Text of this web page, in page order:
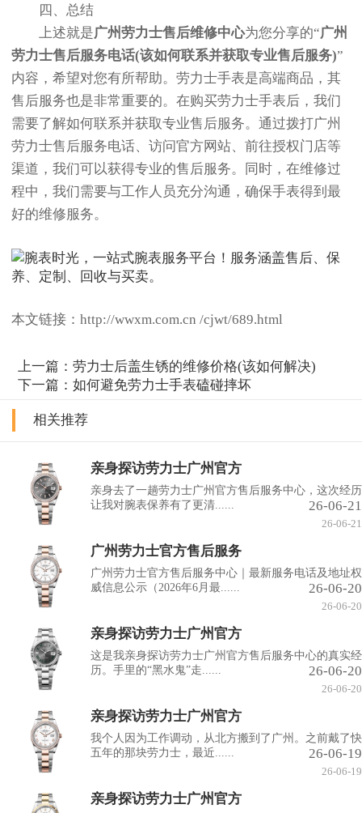
四、总结
上述就是广州劳力士售后维修中心为您分享的“广州
劳力士售后服务电话(该如何联系并获取专业售后服务)”
内容，希望对您有所帮助。劳力士手表是高端商品，其
售后服务也是非常重要的。在购买劳力士手表后，我们
需要了解如何联系并获取专业售后服务。通过拨打广州
劳力士售后服务电话、访问官方网站、前往授权门店等
渠道，我们可以获得专业的售后服务。同时，在维修过
程中，我们需要与工作人员充分沟通，确保手表得到最
好的维修服务。
本文链接：http://wwxm.com.cn /cjwt/689.html
上一篇：劳力士后盖生锈的维修价格(该如何解决)
下一篇：如何避免劳力士手表磕碰摔坏
相关推荐
亲身探访劳力士广州官方
亲身去了一趟劳力士广州官方售后服务中心，这次经历
让我对腕表保养有了更清......
26-06-21
26-06-21
广州劳力士官方售后服务
广州劳力士官方售后服务中心｜最新服务电话及地址权
威信息公示（2026年6月最......
26-06-20
26-06-20
亲身探访劳力士广州官方
这是我亲身探访劳力士广州官方售后服务中心的真实经
历。手里的“黑水鬼”走......
26-06-20
26-06-20
亲身探访劳力士广州官方
我个人因为工作调动，从北方搬到了广州。之前戴了快
五年的那块劳力士，最近......
26-06-19
26-06-19
亲身探访劳力士广州官方